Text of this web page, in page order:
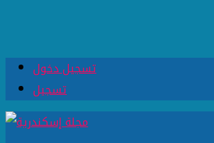
تسجيل دخول
تسجيل